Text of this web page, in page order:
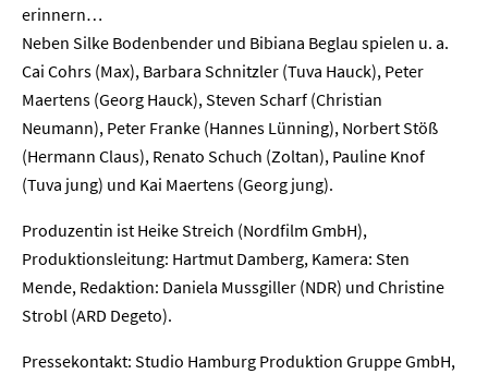
erinnern…
Neben Silke Bodenbender und Bibiana Beglau spielen u. a.
Cai Cohrs (Max), Barbara Schnitzler (Tuva Hauck), Peter
Maertens (Georg Hauck), Steven Scharf (Christian
Neumann), Peter Franke (Hannes Lünning), Norbert Stöß
(Hermann Claus), Renato Schuch (Zoltan), Pauline Knof
(Tuva jung) und Kai Maertens (Georg jung).
Produzentin ist Heike Streich (Nordfilm GmbH),
Produktionsleitung: Hartmut Damberg, Kamera: Sten
Mende, Redaktion: Daniela Mussgiller (NDR) und Christine
Strobl (ARD Degeto).
Pressekontakt: Studio Hamburg Produktion Gruppe GmbH,
Home
Unternehmen
Presse